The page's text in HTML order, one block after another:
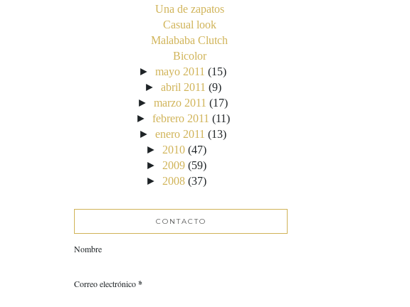
Una de zapatos
Casual look
Malababa Clutch
Bicolor
►mayo 2011 (15)
► abril 2011 (9)
►marzo 2011 (17)
► febrero 2011 (11)
►enero 2011 (13)
► 2010 (47)
► 2009 (59)
► 2008 (37)
CONTACTO
Nombre
Correo electrónico*